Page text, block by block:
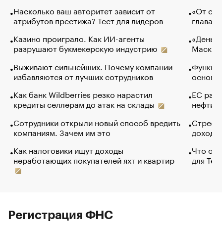
Насколько ваш авторитет зависит от
атрибутов престижа? Тест для лидеров
Казино проиграло. Как ИИ-агенты
разрушают букмекерскую индустрию
Выживают сильнейших. Почему компании
избавляются от лучших сотрудников
Как банк Wildberries резко нарастил
кредиты селлерам до атак на склады
Сотрудники открыли новый способ вредить
компаниям. Зачем им это
Как налоговики ищут доходы
неработающих покупателей яхт и квартир
«От
глава
Маск в
основ
ЕС
нефти
Что
для
Регистрация ФНС